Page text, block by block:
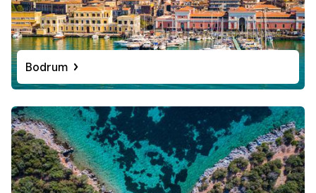
Bodrum